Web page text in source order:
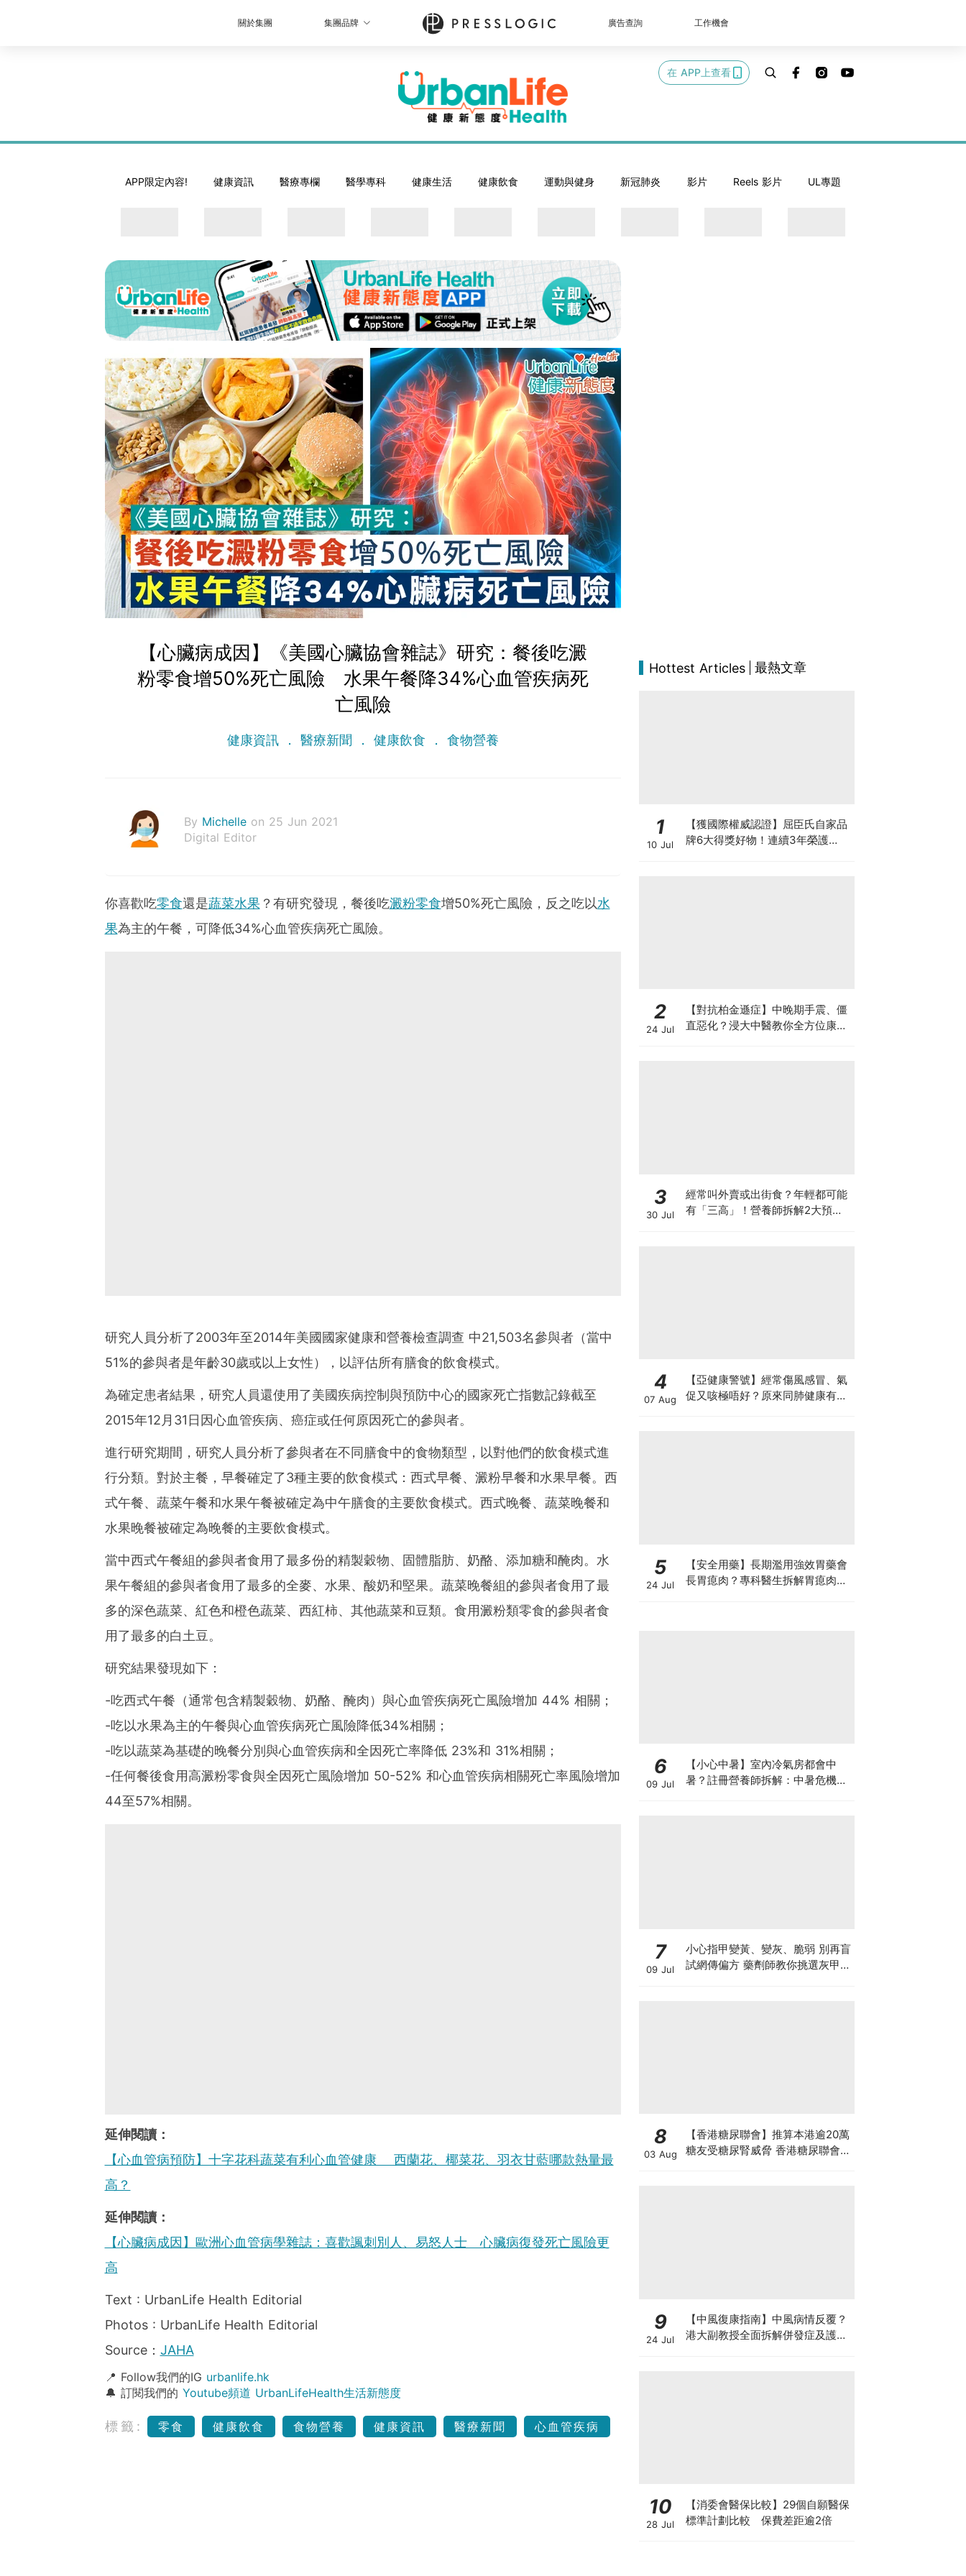
關於集團 集團品牌 廣告查詢 工作機會
在 APP上查看
APP限定內容! 健康資訊 醫療專欄 醫學專科 健康生活 健康飲食 運動與健身 新冠肺炎 影片 Reels 影片 UL專題
【心臟病成因】《美國心臟協會雜誌》研究：餐後吃澱
粉零食增50%死亡風險 水果午餐降34%心血管疾病死
亡風險
健康資訊 醫療新聞 健康飲食 食物營養
By Michelle on 25 Jun 2021
Digital Editor
你喜歡吃零食還是蔬菜水果 ？有研究發現，餐後吃澱粉零食增50%死亡風險，反之吃以水
果為主的午餐，可降低34%心血管疾病死亡風險。
研究人員分析了2003年至2014年美國國家健康和營養檢查調查 中21,503名參與者（當中
51%的參與者是年齡30歲或以上女性），以評估所有膳食的飲食模式。
為確定患者結果，研究人員還使用了美國疾病控制與預防中心的國家死亡指數記錄截至
2015年12月31日因心血管疾病、癌症或任何原因死亡的參與者。
進行研究期間，研究人員分析了參與者在不同膳食中的食物類型，以對他們的飲食模式進
行分類。對於主餐，早餐確定了3種主要的飲食模式：西式早餐、澱粉早餐和水果早餐。西
式午餐、蔬菜午餐和水果午餐被確定為中午膳食的主要飲食模式。西式晚餐、蔬菜晚餐和
水果晚餐被確定為晚餐的主要飲食模式。
當中西式午餐組的參與者食用了最多份的精製穀物、固體脂肪、奶酪、添加糖和醃肉。水
果午餐組的參與者食用了最多的全麥、水果、酸奶和堅果。蔬菜晚餐組的參與者食用了最
多的深色蔬菜、紅色和橙色蔬菜、西紅柿、其他蔬菜和豆類。食用澱粉類零食的參與者食
用了最多的白土豆。
研究結果發現如下：
-吃西式午餐（通常包含精製穀物、奶酪、醃肉）與心血管疾病死亡風險增加 44% 相關；
-吃以水果為主的午餐與心血管疾病死亡風險降低34%相關；
-吃以蔬菜為基礎的晚餐分別與心血管疾病和全因死亡率降低 23%和 31%相關；
-任何餐後食用高澱粉零食與全因死亡風險增加 50-52% 和心血管疾病相關死亡率風險增加
44至57%相關。
延伸閱讀：
【心血管病預防】十字花科蔬菜有利心血管健康 西蘭花、椰菜花、羽衣甘藍哪款熱量最
高？
延伸閱讀：
【心臟病成因】歐洲心血管病學雜誌：喜歡諷刺別人、易怒人士 心臟病復發死亡風險更
高
Text : UrbanLife Health Editorial
Photos : UrbanLife Health Editorial
Source： JAHA
📍 Follow我們的IG urbanlife.hk
🔔 訂閱我們的 Youtube頻道 UrbanLifeHealth生活新態度
標籤: 零食 健康飲食 食物營養 健康資訊 醫療新聞 心血管疾病
Hottest Articles 最熱文章
1
10 Jul
【獲國際權威認證】屈臣氏自家品
牌6大得獎好物！連續3年榮護
2
24 Jul
【對抗柏金遜症】中晚期手震、僵
直惡化？浸大中醫教你全方位康復
3
30 Jul
經常叫外賣或出街食？年輕都可能
有「三高」！營養師拆解2大預防
4
07 Aug
【亞健康警號】經常傷風感冒、氣
促又咳極唔好？原來同肺健康有
5
24 Jul
【安全用藥】長期濫用強效胃藥會
長胃瘜肉？專科醫生拆解胃瘜肉癌
6
09 Jul
【小心中暑】室內冷氣房都會中
暑？註冊營養師拆解：中暑危機及
7
09 Jul
小心指甲變黃、變灰、脆弱 別再盲
試網傳偏方 藥劑師教你挑選灰甲產
8
03 Aug
【香港糖尿聯會】推算本港逾20萬
糖友受糖尿腎威脅 香港糖尿聯會
9
24 Jul
【中風復康指南】中風病情反覆？
港大副教授全面拆解併發症及護理
10
28 Jul
【消委會醫保比較】29個自願醫保
標準計劃比較 保費差距逾2倍